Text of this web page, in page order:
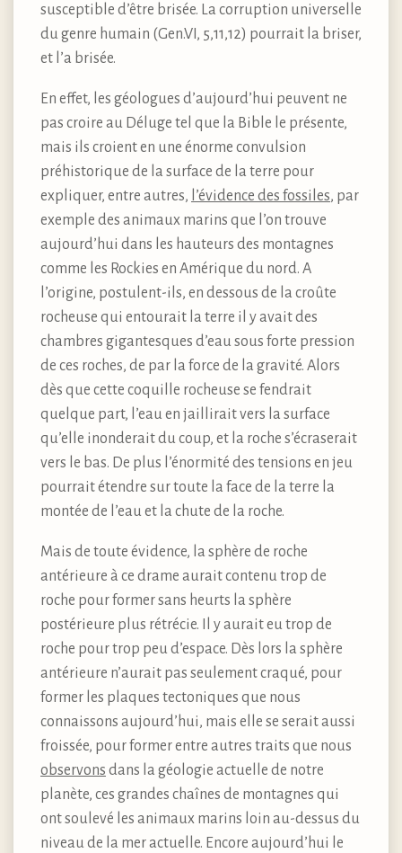
susceptible d’être brisée. La corruption universelle
du genre humain (Gen.VI, 5,11,12) pourrait la briser,
et l’a brisée.
En effet, les géologues d’aujourd’hui peuvent ne
pas croire au Déluge tel que la Bible le présente,
mais ils croient en une énorme convulsion
préhistorique de la surface de la terre pour
expliquer, entre autres, l’évidence des fossiles, par
exemple des animaux marins que l’on trouve
aujourd’hui dans les hauteurs des montagnes
comme les Rockies en Amérique du nord. A
l’origine, postulent-ils, en dessous de la croûte
rocheuse qui entourait la terre il y avait des
chambres gigantesques d’eau sous forte pression
de ces roches, de par la force de la gravité. Alors
dès que cette coquille rocheuse se fendrait
quelque part, l’eau en jaillirait vers la surface
qu’elle inonderait du coup, et la roche s’écraserait
vers le bas. De plus l’énormité des tensions en jeu
pourrait étendre sur toute la face de la terre la
montée de l’eau et la chute de la roche.
Mais de toute évidence, la sphère de roche
antérieure à ce drame aurait contenu trop de
roche pour former sans heurts la sphère
postérieure plus rétrécie. Il y aurait eu trop de
roche pour trop peu d’espace. Dès lors la sphère
antérieure n’aurait pas seulement craqué, pour
former les plaques tectoniques que nous
connaissons aujourd’hui, mais elle se serait aussi
froissée, pour former entre autres traits que nous
observons dans la géologie actuelle de notre
planète, ces grandes chaînes de montagnes qui
ont soulevé les animaux marins loin au-dessus du
niveau de la mer actuelle. Encore aujourd’hui le